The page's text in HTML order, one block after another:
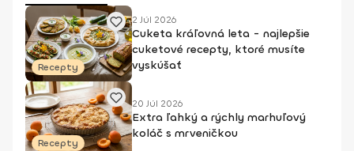
Recepty
2 Júl 2026
Cuketa kráľovná leta - najlepšie
cuketové recepty, ktoré musíte
vyskúšať
Recepty
20 Júl 2026
Extra ľahký a rýchly marhuľový
koláč s mrveničkou